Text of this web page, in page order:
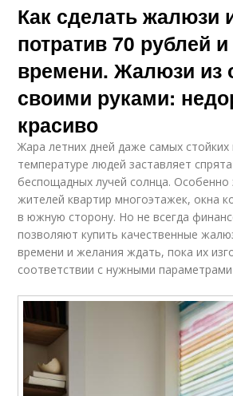
Как сделать жалюзи
потратив 70 рублей
времени. Жалюзи из
своими руками:
красиво
Жара летних дней даже самых стойких
температуре людей заставляет
беспощадных лучей солнца. Особенно
жителей квартир многоэтажек, окна
в южную сторону. Но не всегда
позволяют купить качественные
времени и желания ждать, пока их
соответствии с нужными параметрами